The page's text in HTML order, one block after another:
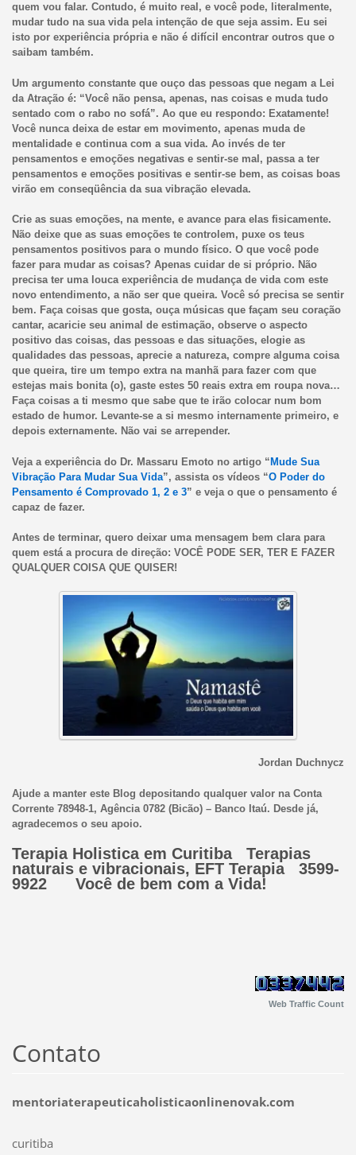
quem vou falar. Contudo, é muito real, e você pode, literalmente,
mudar tudo na sua vida pela intenção de que seja assim. Eu sei
isto por experiência própria e não é difícil encontrar outros que o
saibam também.
Um argumento constante que ouço das pessoas que negam a Lei
da Atração é: “Você não pensa, apenas, nas coisas e muda tudo
sentado com o rabo no sofá”. Ao que eu respondo: Exatamente!
Você nunca deixa de estar em movimento, apenas muda de
mentalidade e continua com a sua vida. Ao invés de ter
pensamentos e emoções negativas e sentir-se mal, passa a ter
pensamentos e emoções positivas e sentir-se bem, as coisas boas
virão em conseqüência da sua vibração elevada.
Crie as suas emoções, na mente, e avance para elas fisicamente.
Não deixe que as suas emoções te controlem, puxe os teus
pensamentos positivos para o mundo físico. O que você pode
fazer para mudar as coisas? Apenas cuidar de si próprio. Não
precisa ter uma louca experiência de mudança de vida com este
novo entendimento, a não ser que queira. Você só precisa se sentir
bem. Faça coisas que gosta, ouça músicas que façam seu coração
cantar, acaricie seu animal de estimação, observe o aspecto
positivo das coisas, das pessoas e das situações, elogie as
qualidades das pessoas, aprecie a natureza, compre alguma coisa
que queira, tire um tempo extra na manhã para fazer com que
estejas mais bonita (o), gaste estes 50 reais extra em roupa nova…
Faça coisas a ti mesmo que sabe que te irão colocar num bom
estado de humor. Levante-se a si mesmo internamente primeiro, e
depois externamente. Não vai se arrepender.
Veja a experiência do Dr. Massaru Emoto no artigo “ Mude Sua
Vibração Para Mudar Sua Vida”, assista os vídeos “O Poder do
Pensamento é Comprovado 1, 2 e 3” e veja o que o pensamento é
capaz de fazer.
Antes de terminar, quero deixar uma mensagem bem clara para
quem está a procura de direção: VOCÊ PODE SER, TER E FAZER
QUALQUER COISA QUE QUISER!
Jordan Duchnycz
Ajude a manter este Blog depositando qualquer valor na Conta
Corrente 78948-1, Agência 0782 (Bicão) – Banco Itaú. Desde já,
agradecemos o seu apoio.
Terapia Holistica em Curitiba Terapias
naturais e vibracionais, EFT Terapia 3599-
9922 Você de bem com a Vida!
Web Traffic Count
Contato
mentoriaterapeuticaholisticaonlinenovak.com
curitiba